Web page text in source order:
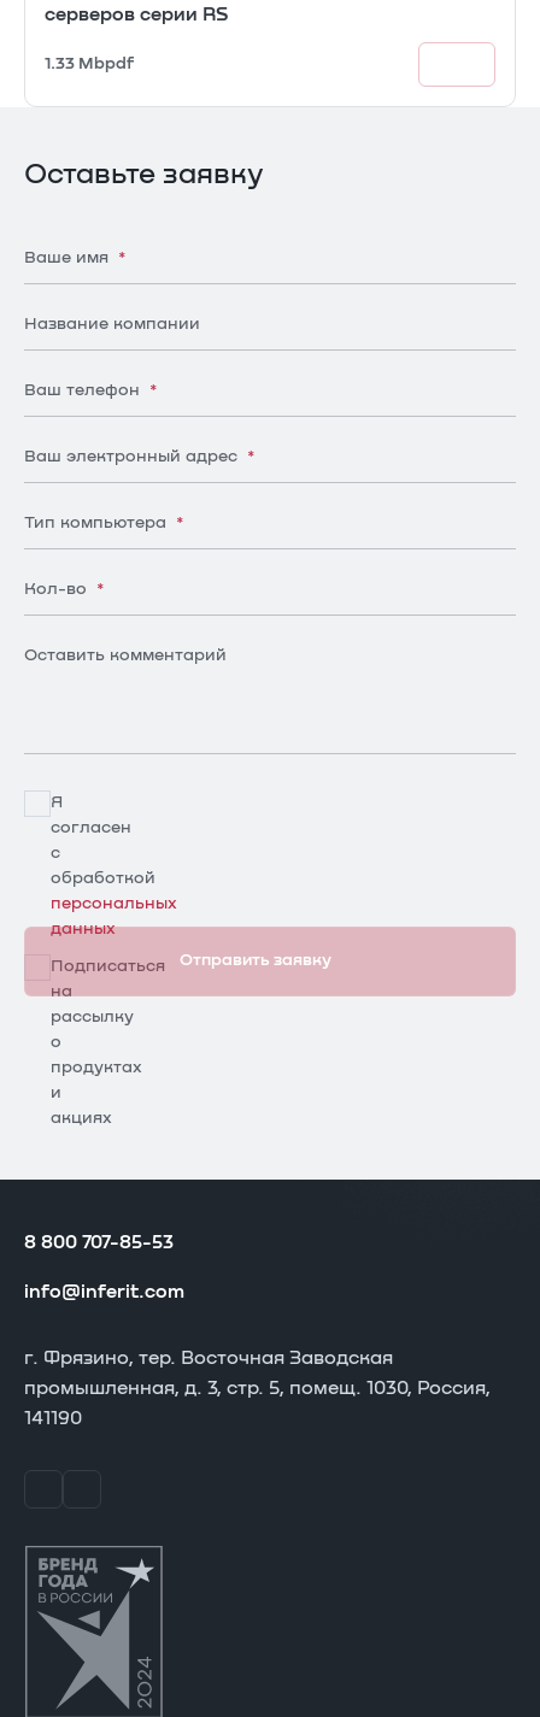
серверов серии RS
1.33 Mbpdf
Оставьте заявку
Ваше имя *
Название компании
Ваш телефон *
Ваш электронный адрес *
Тип компьютера *
Кол-во *
Оставить комментарий
Я
согласен
с
обработкой
персональных
данных
Подписаться
на
рассылку
о
продуктах
и
акциях
Отправить заявку
8 800 707-85-53
info@inferit.com
г. Фрязино, тер. Восточная Заводская
промышленная, д. 3, стр. 5, помещ. 1030, Россия,
141190